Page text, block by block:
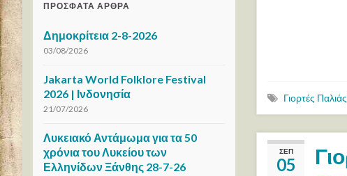
Γιορτές
ΣΕΠ
05
ΠΡΌΣΦΑΤΑ ΆΡΘΡΑ
Δημοκρίτεια 2-8-2026
03/08/2026
Jakarta World Folklore Festival
2026 | Ινδονησία
21/07/2026
Λυκειακό Αντάμωμα για τα 50
χρόνια του Λυκείου των
Ελληνίδων Ξάνθης 28-7-26